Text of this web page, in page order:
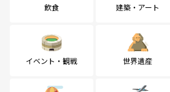
飲食 建築・アート
イベント・観戦 世界遺産